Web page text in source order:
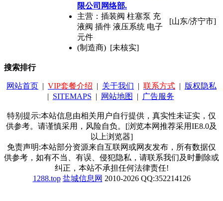
限公司网络部.
主营：插装阀 柱塞泵 充
液阀 插件 液压系统 电子
元件
(制造商) [未核实]
[山东/济宁市]
搜索排行
网站首页 | VIP套餐介绍 | 关于我们 | 联系方式 | 版权隐私
| SITEMAPS | 网站地图 | 广告服务
特别提示:本站信息由相关用户自行提供，真实性未证实，仅
供参考。请谨慎采用，风险自负。[浏览本网推荐采用IE8.0及
以上浏览器]
免责声明:本站部分资源来自互联网或网友发布，所有数据仅
供参考，如有不当、有误、侵犯隐私，请联系我们及时删除或
纠正，本站不承担任何法律责任!
1288.top 盐城信息网 2010-2026 QQ:352214126